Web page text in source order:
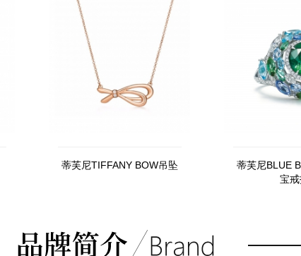
蒂芙尼TIFFANY BOW吊坠
蒂芙尼BLUE
宝